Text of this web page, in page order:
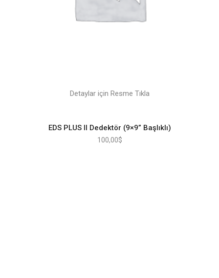
Detaylar için Resme Tıkla
EDS PLUS II Dedektör (9×9” Başlıklı)
100,00$